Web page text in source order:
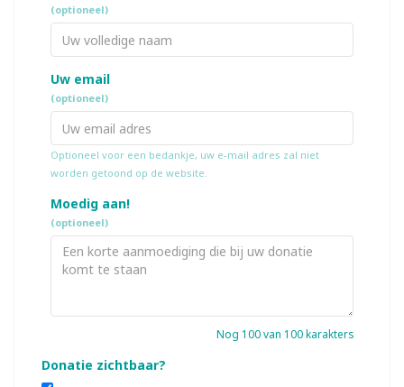
(optioneel)
Uw email
(optioneel)
Optioneel voor een bedankje, uw e-mail adres zal niet
worden getoond op de website.
Moedig aan!
(optioneel)
Nog 100van 100 karakters
Donatie zichtbaar?